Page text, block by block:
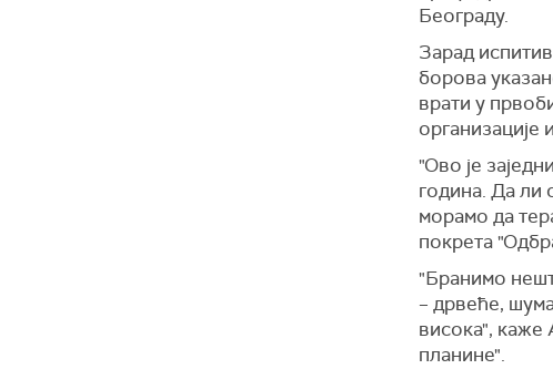
Београду.
Зарад
борова
врати у
"Ово је
година. Да ли
морамо да
покрета
"Бранимо
– дрвеће,
висока", каже
планине".